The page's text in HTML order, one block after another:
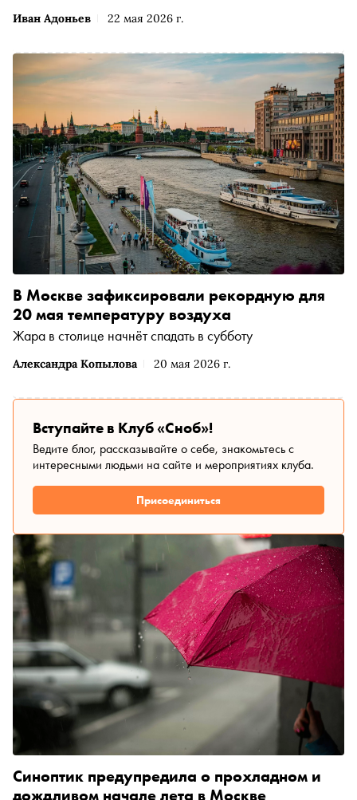
Иван Адоньев 22 мая 2026 г.
Александра Копылова 20 мая 2026 г.
В Москве зафиксировали рекордную для
20 мая температуру воздуха
Жара в столице начнёт спадать в субботу
Вступайте в Клуб «Сноб»!
Ведите блог, рассказывайте о себе, знакомьтесь с
интересными людьми на сайте и мероприятиях клуба.
Присоединиться
Синоптик предупредила о прохладном и
дождливом начале лета в Москве